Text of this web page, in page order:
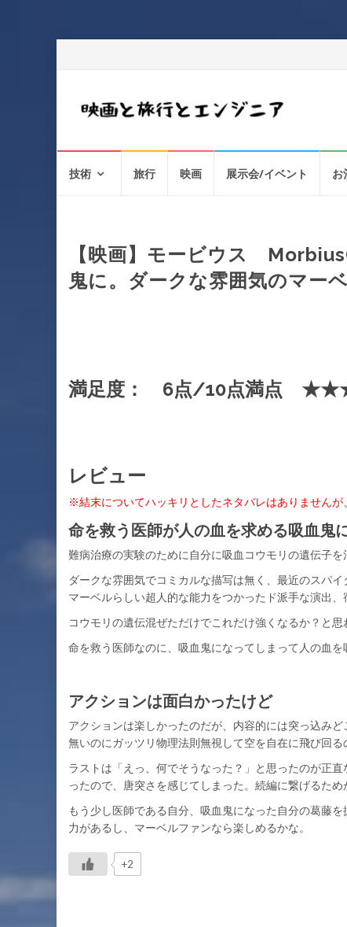
技術 旅行 映画 展示会/イベント お
【映画】モービウス
鬼に。ダークな雰囲気のマー
満足度： 6点/10点満点
レビュー
※結末についてハッキリとしたネタバレはありません
命を救う医師が人の血を求める吸血鬼
難病治療の実験のために自分に吸血コウモリの遺伝子
ダークな雰囲気でコミカルな描写は無く、最近のスパ
マーベルらしい超人的な能力をつかったド派手な演出
コウモリの遺伝混ぜただけでこれだけ強くなるか？と
命を救う医師なのに、吸血鬼になってしまって人の血
アクションは面白かったけど
アクションは楽しかったのだが、内容的には突っ込み
無いのにガッツリ物理法則無視して空を自在に飛び回る
ラストは「えっ、何でそうなった？」と思ったのが正
ったので、唐突さを感じてしまった。続編に繋げるた
もう少し医師である自分、吸血鬼になった自分の葛藤
力があるし、マーベルファンなら楽しめるかな。
+2